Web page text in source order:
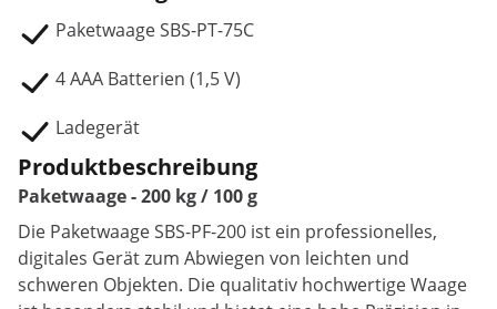
Paketwaage SBS-PT-75C
4 AAA Batterien (1,5 V)
Ladegerät
Produktbeschreibung
Paketwaage - 200 kg / 100 g
Die Paketwaage SBS-PF-200 ist ein professionelles,
digitales Gerät zum Abwiegen von leichten und
schweren Objekten. Die qualitativ hochwertige Waage